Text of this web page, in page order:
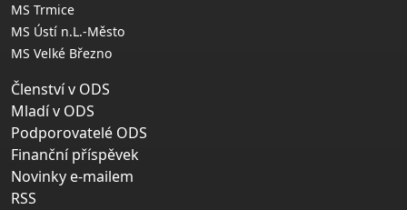
MS Trmice
MS Ústí n.L.-Město
MS Velké Březno
Členství v ODS
Mladí v ODS
Podporovatelé ODS
Finanční příspěvek
Novinky e-mailem
RSS